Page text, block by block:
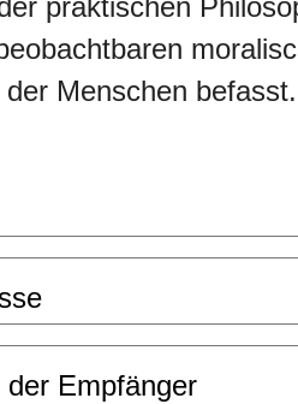
praktischen
der Menschen
Empfänger